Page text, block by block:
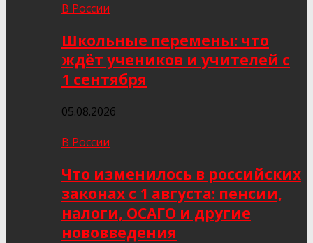
В России
Школьные перемены: что
ждёт учеников и учителей с
1 сентября
05.08.2026
В России
Что изменилось в российских
законах с 1 августа: пенсии,
налоги, ОСАГО и другие
нововведения